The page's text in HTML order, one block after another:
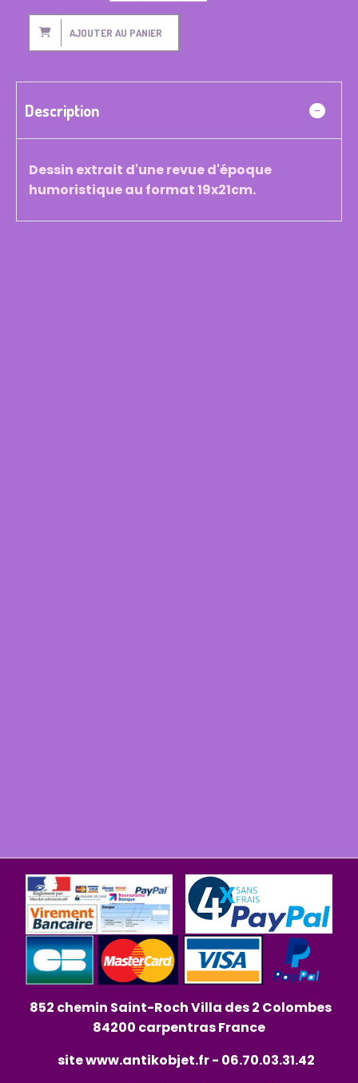
AJOUTER AU PANIER
Description
Dessin extrait d'une revue d'époque
humoristique au format 19x21cm.
852 chemin Saint-Roch Villa des 2 Colombes
84200 carpentras France
sitewww.antikobjet.fr- 06.70.03.31.42